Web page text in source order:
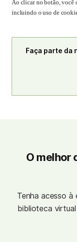
Ao clicar no botão, você
incluindo o uso de
Faça parte da
O melhor
Tenha acesso à
biblioteca